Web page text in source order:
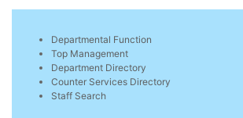
Departmental Function
Top Management
Department Directory
Counter Services Directory
Staff Search